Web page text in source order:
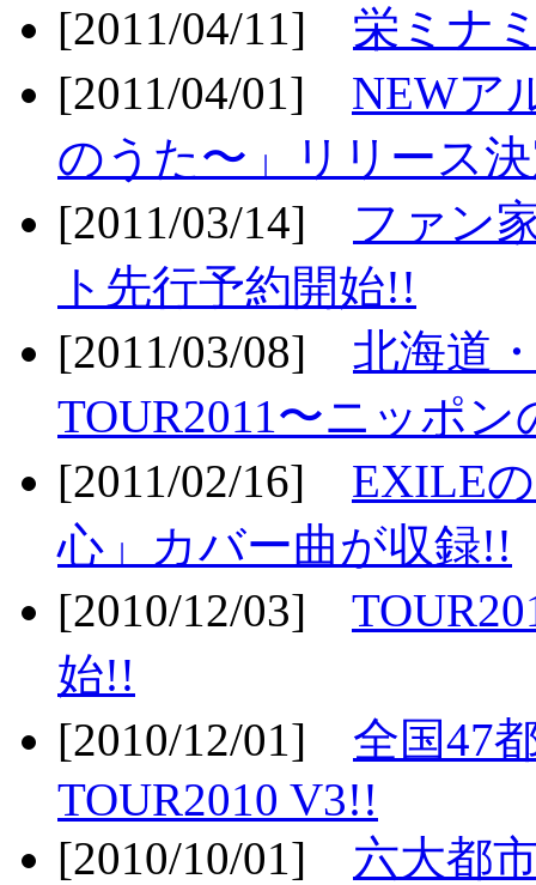
[2011/04/11] 栄ミナ
[2011/04/01] NEWア
のうた〜」リリース
[2011/03/14] ファン
ト先行予約開始!!
[2011/03/08] 北海道
TOUR2011〜ニッポ
[2011/02/16] EXILE
心」カバー曲が収録!!
[2010/12/03]
始!!
[2010/12/01] 全国47
TOUR2010 V3!!
[2010/10/01] 六大都